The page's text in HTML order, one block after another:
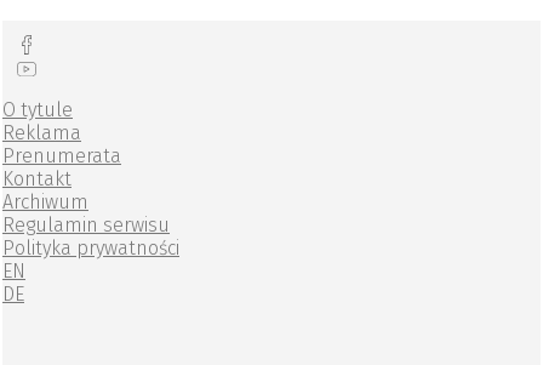
O tytule
Reklama
Prenumerata
Kontakt
Archiwum
Regulamin serwisu
Polityka prywatności
EN
DE